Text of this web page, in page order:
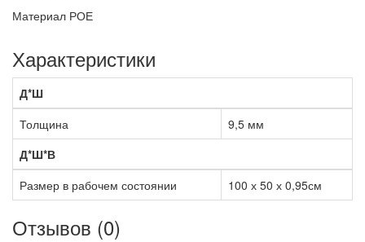
Материал РОЕ
Характеристики
Д*Ш
Толщина
9,5 мм
Д*Ш*В
Размер в рабочем состоянии
100 х 50 х 0,95см
Отзывов (0)